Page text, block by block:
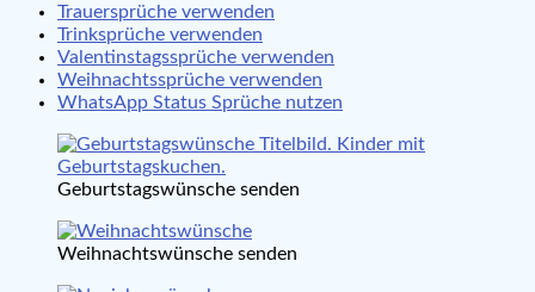
Trauersprüche verwenden
Trinksprüche verwenden
Valentinstagssprüche verwenden
Weihnachtssprüche verwenden
WhatsApp Status Sprüche nutzen
Geburtstagswünsche senden
Weihnachtswünsche senden